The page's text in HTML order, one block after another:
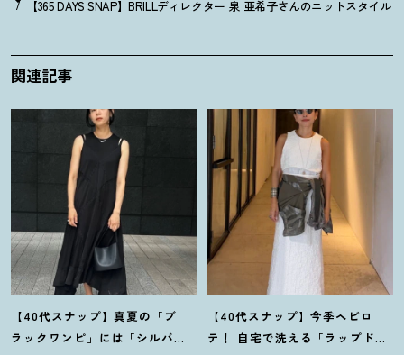
【365 DAYS SNAP】BRILLディレクター 泉 亜希子さんのニットスタイル
関連記事
【40代スナップ】真夏の「ブ
ラックワンピ」には「シルバー
【40代スナップ】今季ヘビロ
テ ！
自宅で洗える「ラップドレ